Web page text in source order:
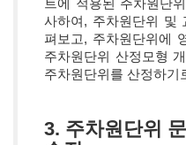
사하여, 주차원단위 및
펴보고, 주차원단위에
주차원단위 산정모형
주차원단위를 산정하기
3. 주차원단위